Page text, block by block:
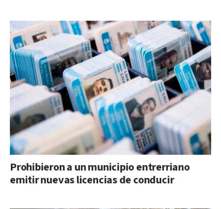
Prohibieron a un municipio entrerriano
emitir nuevas licencias de conducir